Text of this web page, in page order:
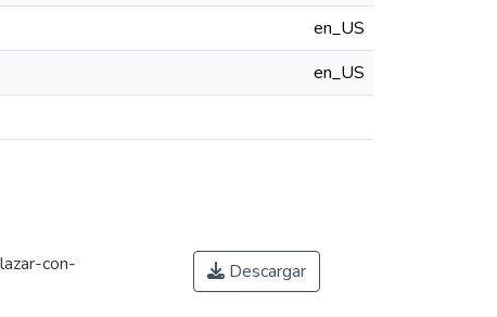
en_US
en_US
con-
Descargar